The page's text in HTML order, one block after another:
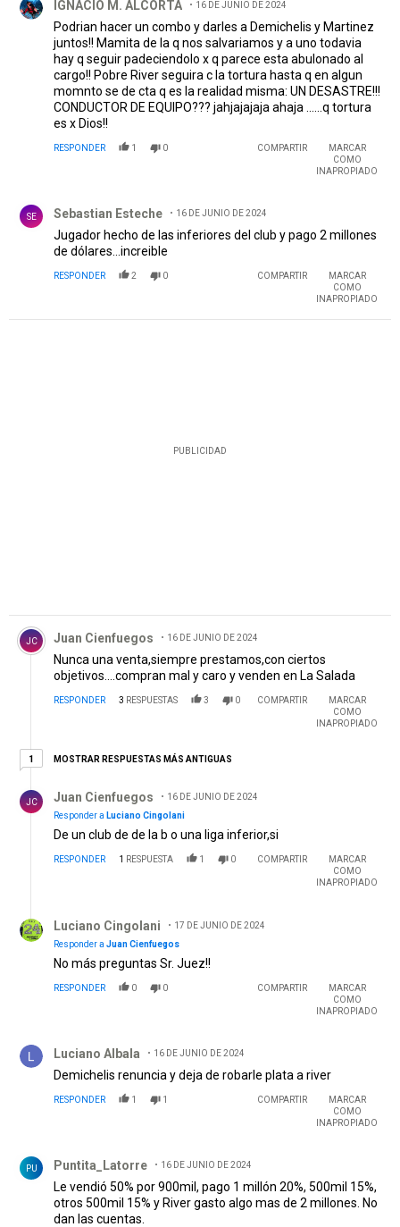
IGNACIO M. ALCORTA 16 DE JUNIO DE 2024
Podrian hacer un combo y darles a Demichelis y Martinez
juntos!! Mamita de la q nos salvariamos y a uno todavia
hay q seguir padeciendolo x q parece esta abulonado al
cargo!! Pobre River seguira c la tortura hasta q en algun
momnto se de cta q es la realidad misma: UN DESASTRE!!!
CONDUCTOR DE EQUIPO??? jahjajajaja ahaja ......q tortura
es x Dios!!
RESPONDER 1 0 COMPARTIR
MARCAR
COMO
INAPROPIADO
SE Sebastian Esteche 16 DE JUNIO DE 2024
Jugador hecho de las inferiores del club y pago 2 millones
de dólares...increible
RESPONDER 2 0 COMPARTIR
MARCAR
COMO
INAPROPIADO
PUBLICIDAD
Comentario de Juan Cienfuegos.
JC Juan Cienfuegos 16 DE JUNIO DE 2024
Nunca una venta,siempre prestamos,con ciertos
objetivos....compran mal y caro y venden en La Salada
RESPONDER 3 RESPUESTAS 3 0 COMPARTIR
MARCAR
COMO
INAPROPIADO
11 respuesta más antiguas
MOSTRAR RESPUESTAS MÁS ANTIGUAS
JC Juan Cienfuegos
16 DE JUNIO DE 2024
Responder a Luciano Cingolani
De un club de de la b o una liga inferior,si
RESPONDER 1 RESPUESTA 1 0 COMPARTIR
MARCAR
COMO
INAPROPIADO
Luciano Cingolani
17 DE JUNIO DE 2024
Responder a
Juan Cienfuegos
No más preguntas Sr. Juez!!
RESPONDER 0 0 COMPARTIR
MARCAR
COMO
INAPROPIADO
Luciano Albala 16 DE JUNIO DE 2024
Demichelis renuncia y deja de robarle plata a river
RESPONDER 1 1 COMPARTIR
MARCAR
COMO
INAPROPIADO
PU Puntita_Latorre 16 DE JUNIO DE 2024
Le vendió 50% por 900mil, pago 1 millón 20%, 500mil 15%,
otros 500mil 15% y River gasto algo mas de 2 millones. No
dan las cuentas.